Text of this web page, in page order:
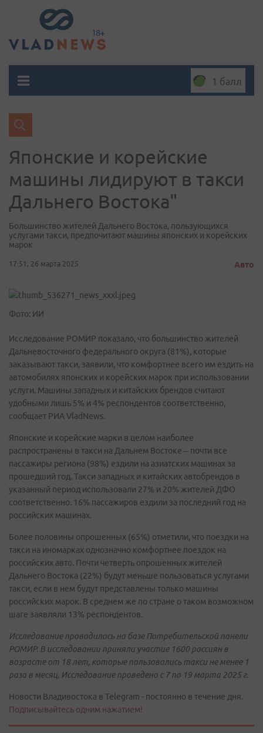
1 балл
Японские и корейские
машины лидируют в такси
Дальнего Востока"
Большинство жителей Дальнего Востока, пользующихся
услугами такси, предпочитают машины японских и корейских
марок
17:51, 26 марта 2025 Авто
Фото: ИИ
Исследование РОМИР показало, что большинство жителей
Дальневосточного федерального округа (81%), которые
заказывают такси, заявили, что комфортнее всего им ездить на
автомобилях японских и корейских марок при использовании
услуги. Машины западных и китайских брендов считают
удобными лишь 5% и 4% респондентов соответственно,
сообщает РИА VladNews.
Японские и корейские марки в целом наиболее
распространены в такси на Дальнем Востоке – почти все
пассажиры региона (98%) ездили на азиатских машинах за
прошедший год. Такси западных и китайских автобрендов в
указанный период использовали 27% и 20% жителей ДФО
соответственно. 16% пассажиров ездили за последний год на
российских машинах.
Более половины опрошенных (65%) отметили, что поездки на
такси на иномарках однозначно комфортнее поездок на
российских авто. Почти четверть опрошенных жителей
Дальнего Востока (22%) будут меньше пользоваться услугами
такси, если в нем будут представлены только машины
российских марок. В среднем же по стране о таком возможном
шаге заявляли 13% респондентов.
Исследование проводилось на базе Потребительской панели
РОМИР. В исследовании приняли участие 1600 россиян в
возрасте от 18 лет, которые пользовались такси не менее 1
раза в месяц. Исследование проведено с 7 по 19 марта 2025 г.
Новости Владивостока в Telegram - постоянно в течение дня.
Подписывайтесь одним нажатием!